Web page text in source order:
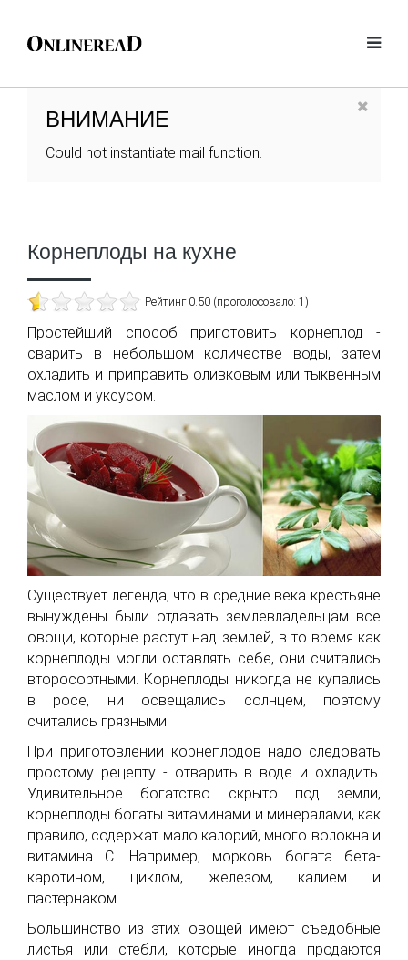
ВНИМАНИЕ
Could not instantiate mail function.
Корнеплоды на кухне
Рейтинг 0.50 (проголосовало: 1)
Простейший способ приготовить корнеплод -
сварить в небольшом количестве воды, затем
охладить и приправить оливковым или тыквенным
маслом и уксусом.
Существует легенда, что в средние века крестьяне
вынуждены были отдавать землевладельцам все
овощи, которые растут над землей, в то время как
корнеплоды могли оставлять себе, они считались
второсортными. Корнеплоды никогда не купались
в росе, ни освещались солнцем, поэтому
считались грязными.
При приготовлении корнеплодов надо следовать
простому рецепту - отварить в воде и охладить.
Удивительное богатство скрыто под земли,
корнеплоды богаты витаминами и минералами, как
правило, содержат мало калорий, много волокна и
витамина С. Например, морковь богата бета-
каротином, циклом, железом, калием и
пастернаком.
Большинство из этих овощей имеют съедобные
листья или стебли, которые иногда продаются